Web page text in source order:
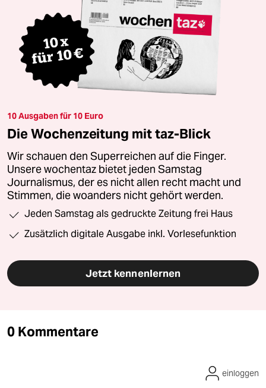
10 Ausgaben für 10 Euro
Die Wochenzeitung mit taz-Blick
Wir schauen den Superreichen auf die Finger.
Unsere wochentaz bietet jeden Samstag
Journalismus, der es nicht allen recht macht und
Stimmen, die woanders nicht gehört werden.
Jeden Samstag als gedruckte Zeitung frei Haus
Zusätzlich digitale Ausgabe inkl. Vorlesefunktion
Jetzt kennenlernen
0 Kommentare
einloggen